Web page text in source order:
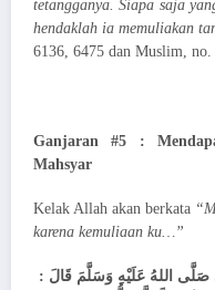
tetangganya. Siapa saja
hendaklah ia memuliakan
6136, 6475 dan Muslim, no.
Ganjaran #5 :
Mahsyar
Kelak Allah akan berkata
karena kemuliaan ku…”
اللهُ عَلَيْهِ وَسَلَّمَ قَالَ :